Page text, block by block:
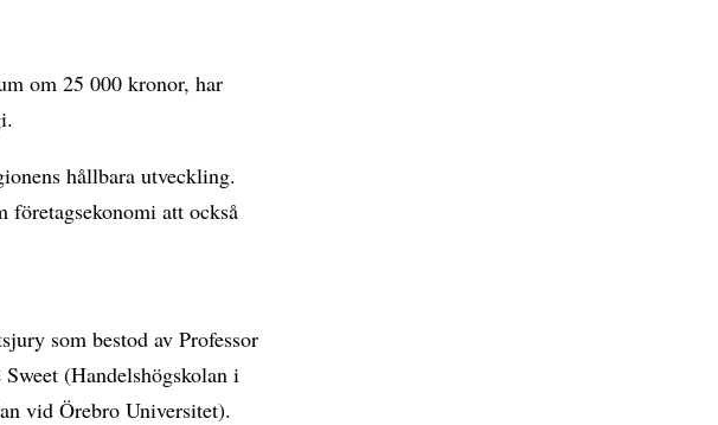
om 25 000 kronor, har
hållbara utveckling.
att också
som bestod av Professor
(Handelshögskolan i
vid Örebro Universitet).